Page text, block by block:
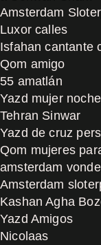
Amsterdam
Luxor calles
Isfahan cantante
Qom amigo
55 amatlán
Yazd mujer
Tehran Sinwar
Yazd de cruz
Qom mujeres
amsterdam
Amsterdam
Kashan Agha
Yazd Amigos
Nicolaas